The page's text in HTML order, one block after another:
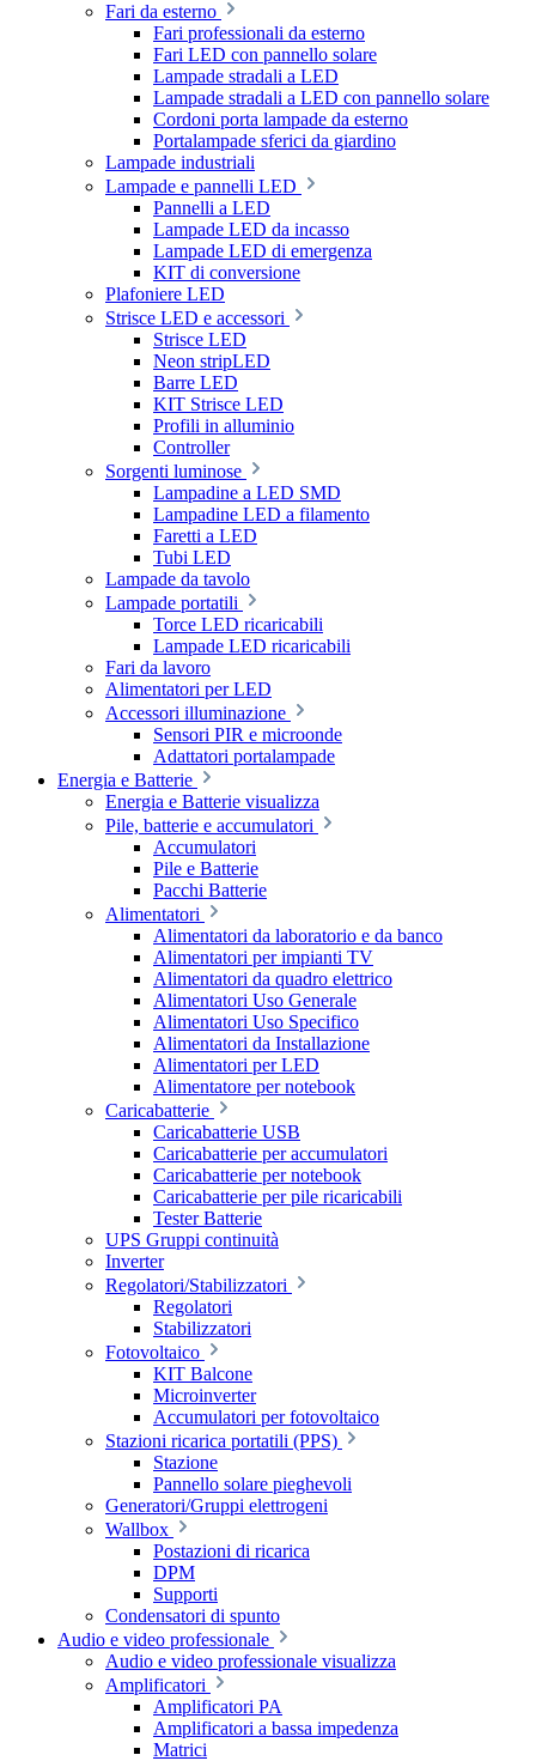
Fari da esterno
Fari professionali da esterno
Fari LED con pannello solare
Lampade stradali a LED
Lampade stradali a LED con pannello solare
Cordoni porta lampade da esterno
Portalampade sferici da giardino
Lampade industriali
Lampade e pannelli LED
Pannelli a LED
Lampade LED da incasso
Lampade LED di emergenza
KIT di conversione
Plafoniere LED
Strisce LED e accessori
Strisce LED
Neon stripLED
Barre LED
KIT Strisce LED
Profili in alluminio
Controller
Sorgenti luminose
Lampadine a LED SMD
Lampadine LED a filamento
Faretti a LED
Tubi LED
Lampade da tavolo
Lampade portatili
Torce LED ricaricabili
Lampade LED ricaricabili
Fari da lavoro
Alimentatori per LED
Accessori illuminazione
Sensori PIR e microonde
Adattatori portalampade
Energia e Batterie
Energia e Batterie visualizza
Pile, batterie e accumulatori
Accumulatori
Pile e Batterie
Pacchi Batterie
Alimentatori
Alimentatori da laboratorio e da banco
Alimentatori per impianti TV
Alimentatori da quadro elettrico
Alimentatori Uso Generale
Alimentatori Uso Specifico
Alimentatori da Installazione
Alimentatori per LED
Alimentatore per notebook
Caricabatterie
Caricabatterie USB
Caricabatterie per accumulatori
Caricabatterie per notebook
Caricabatterie per pile ricaricabili
Tester Batterie
UPS Gruppi continuità
Inverter
Regolatori/Stabilizzatori
Regolatori
Stabilizzatori
Fotovoltaico
KIT Balcone
Microinverter
Accumulatori per fotovoltaico
Stazioni ricarica portatili (PPS)
Stazione
Pannello solare pieghevoli
Generatori/Gruppi elettrogeni
Wallbox
Postazioni di ricarica
DPM
Supporti
Condensatori di spunto
Audio e video professionale
Audio e video professionale visualizza
Amplificatori
Amplificatori PA
Amplificatori a bassa impedenza
Matrici